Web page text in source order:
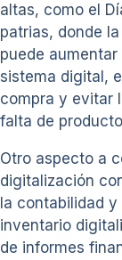
altas, como el
patrias, donde
puede
sistema digital,
compra y evitar
falta de
Otro aspecto a
digitalización
la contabilidad
inventario
de informes